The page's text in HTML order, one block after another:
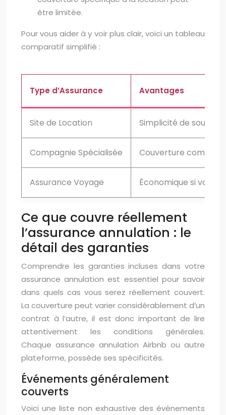
être limitée.
Pour vous aider à y voir plus clair, voici un tableau
comparatif simplifié :
Type d’Assurance Avantages
Site de Location Simplicité de
Compagnie Spécialisée Couverture
Assurance Voyage Économique si
Ce que couvre réellement
l’assurance annulation : le
détail des garanties
Comprendre les garanties incluses dans votre
assurance annulation est essentiel pour savoir
dans quels cas vous serez réellement couvert.
La couverture peut varier considérablement d’un
contrat à l’autre, il est donc important de lire
attentivement les conditions générales.
Chaque assurance annulation Airbnb ou autre
plateforme, possède ses spécificités.
Événements généralement
couverts
Voici une liste non exhaustive des événements